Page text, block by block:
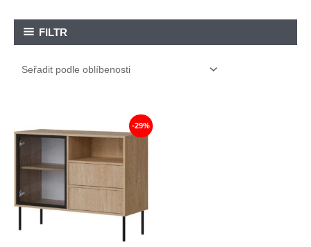
FILTR
-29%